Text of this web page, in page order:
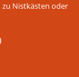
Nistkästen oder